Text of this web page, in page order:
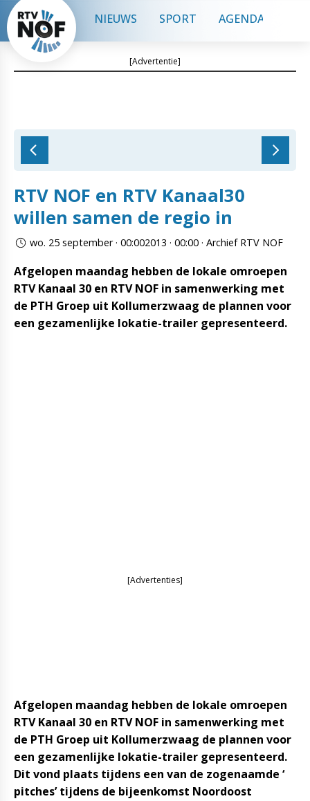
NIEUWS SPORT AGENDA
[Advertentie]
RTV NOF en RTV Kanaal30
willen samen de regio in
wo. 25 september · 00:002013 · 00:00 · Archief RTV NOF
Afgelopen maandag hebben de lokale omroepen
RTV Kanaal 30 en RTV NOF in samenwerking met
de PTH Groep uit Kollumerzwaag de plannen voor
een gezamenlijke lokatie-trailer gepresenteerd.
[Advertenties]
Afgelopen maandag hebben de lokale omroepen
RTV Kanaal 30 en RTV NOF in samenwerking met
de PTH Groep uit Kollumerzwaag de plannen voor
een gezamenlijke lokatie-trailer gepresenteerd.
Dit vond plaats tijdens een van de zogenaamde ‘
pitches’ tijdens de bijeenkomst Noordoost